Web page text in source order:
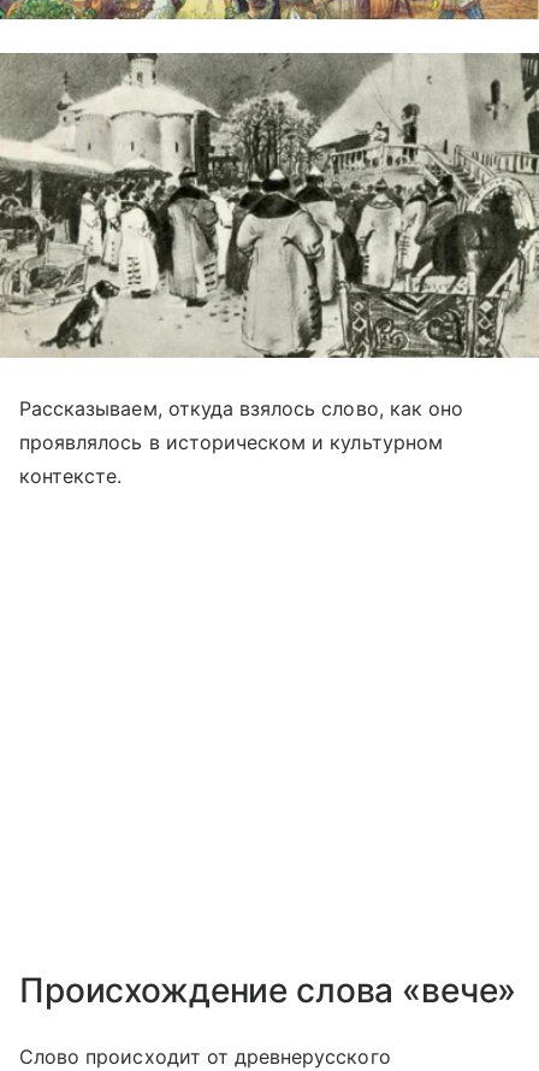
Рассказываем, откуда взялось слово, как оно
проявлялось в историческом и культурном
контексте.
Происхождение слова «вече»
Слово происходит от древнерусского